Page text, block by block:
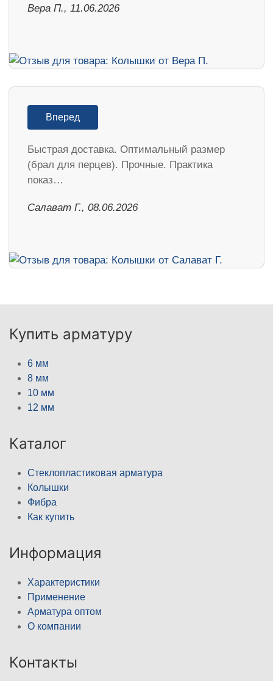
Вера П., 11.06.2026
Вперед
Быстрая доставка. Оптимальный размер
(брал для перцев). Прочные. Практика
показ…
Салават Г., 08.06.2026
Купить арматуру
6 мм
8 мм
10 мм
12 мм
Каталог
Стеклопластиковая арматура
Колышки
Фибра
Как купить
Информация
Характеристики
Применение
Арматура оптом
О компании
Контакты